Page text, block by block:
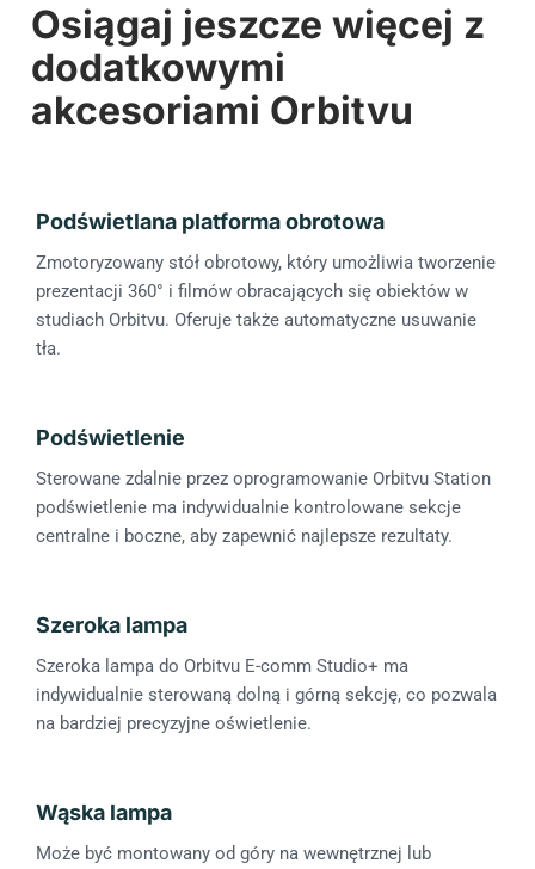
Osiągaj jeszcze więcej z
dodatkowymi
akcesoriami Orbitvu
Podświetlana platforma obrotowa
Zmotoryzowany stół obrotowy, który umożliwia tworzenie
prezentacji 360° i filmów obracających się obiektów w
studiach Orbitvu. Oferuje także automatyczne usuwanie
tła.
Podświetlenie
Sterowane zdalnie przez oprogramowanie Orbitvu Station
podświetlenie ma indywidualnie kontrolowane sekcje
centralne i boczne, aby zapewnić najlepsze rezultaty.
Szeroka lampa
Szeroka lampa do Orbitvu E-comm Studio+ ma
indywidualnie sterowaną dolną i górną sekcję, co pozwala
na bardziej precyzyjne oświetlenie.
Wąska lampa
Może być montowany od góry na wewnętrznej lub